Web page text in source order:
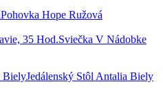
Pohovka Hope Ružová
Sviečka V Nádobke
Jedálenský Stôl Antalia Biely